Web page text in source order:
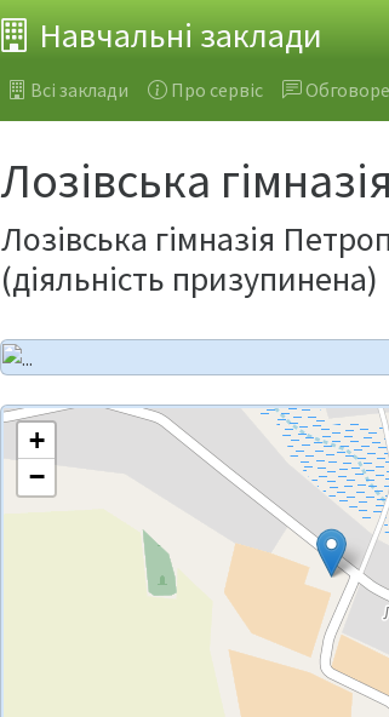
Навчальні заклади
Всі заклади Про сервіс
Лозівська гімназія
Лозівська гімназія
(діяльність призупинена)
+
−